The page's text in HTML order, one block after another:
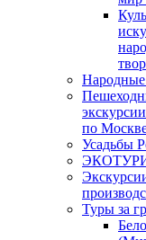
по
Усадьбы
Туры за